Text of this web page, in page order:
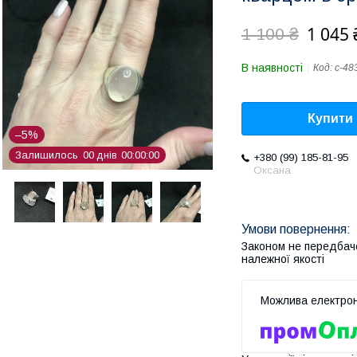
–5%
Залишилось 00 днів 00 00 00
1 100 ₴ 1 045
В наявності Код: с-
Купити
+380 (99) 185-81-95
Оксана
Законом не
належної якості